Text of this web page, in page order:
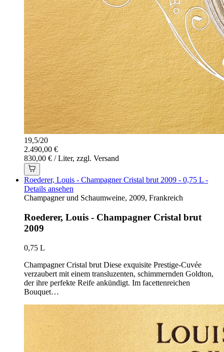
19,5/20
2.490,00 €
830,00 € / Liter, zzgl. Versand
Roederer, Louis - Champagner Cristal brut 2009 - 0,75 L -
Details ansehen
Champagner und Schaumweine, 2009, Frankreich
Roederer, Louis - Champagner Cristal brut
2009
0,75 L
Champagner Cristal brut Diese exquisite Prestige-Cuvée
verzaubert mit einem transluzenten, schimmernden Goldton,
der ihre perfekte Reife ankündigt. Im facettenreichen
Bouquet…